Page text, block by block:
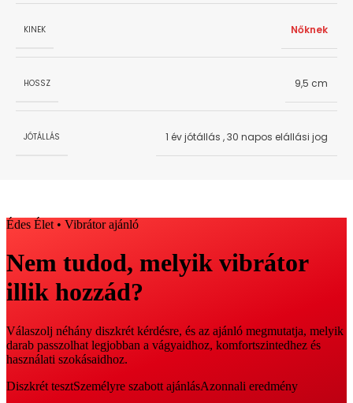
KINEK Nőknek
HOSSZ 9,5 cm
JÓTÁLLÁS 1 év jótállás ,30 napos elállási jog